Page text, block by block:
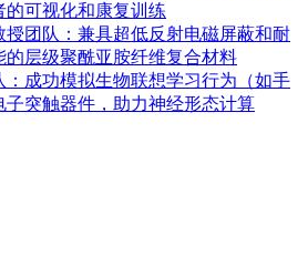
可视化和康复训练
授团队：兼具超低反射电磁屏蔽和耐
的层级聚酰亚胺纤维复合材料
：成功模拟生物联想学习行为（如手
子突触器件，助力神经形态计算